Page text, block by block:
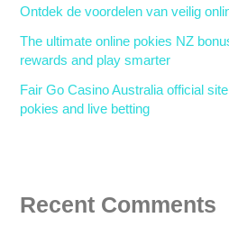
Ontdek de voordelen van veilig
The ultimate online pokies NZ
rewards and play smarter
Fair Go Casino Australia official
pokies and live betting
Recent Comments